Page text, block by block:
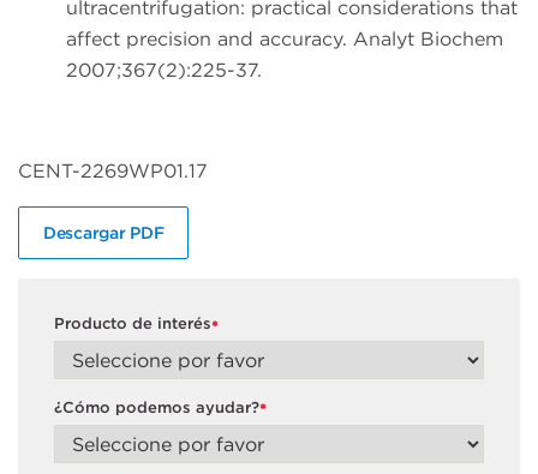
ultracentrifugation: practical considerations that
affect precision and accuracy. Analyt Biochem
2007;367(2):225-37.
CENT-2269WP01.17
Descargar PDF
*
Producto de interés
*
¿Cómo podemos ayudar?